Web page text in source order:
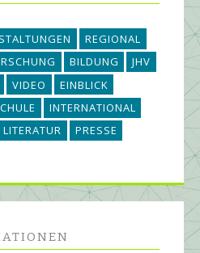
REGIONAL
BILDUNG
JHV
VIDEO
EINBLICK
INTERNATIONAL
LITERATUR
PRESSE